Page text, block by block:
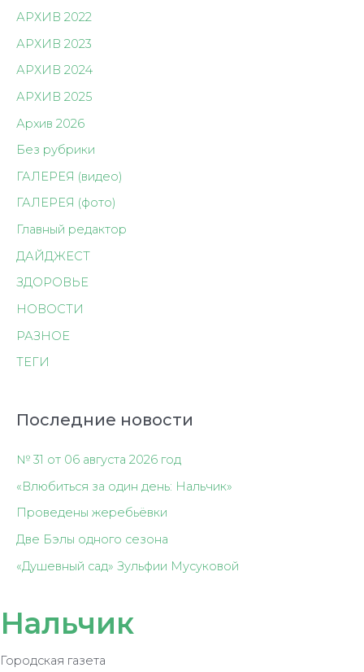
АРХИВ 2022
АРХИВ 2023
АРХИВ 2024
АРХИВ 2025
Архив 2026
Без рубрики
ГАЛЕРЕЯ (видео)
ГАЛЕРЕЯ (фото)
Главный редактор
ДАЙДЖЕСТ
ЗДОРОВЬЕ
НОВОСТИ
РАЗНОЕ
ТЕГИ
Последние новости
№ 31 от 06 августа 2026 год
«Влюбиться за один день: Нальчик»
Проведены жеребьёвки
Две Бэлы одного сезона
«Душевный сад» Зульфии Мусуковой
Нальчик
Городская газета